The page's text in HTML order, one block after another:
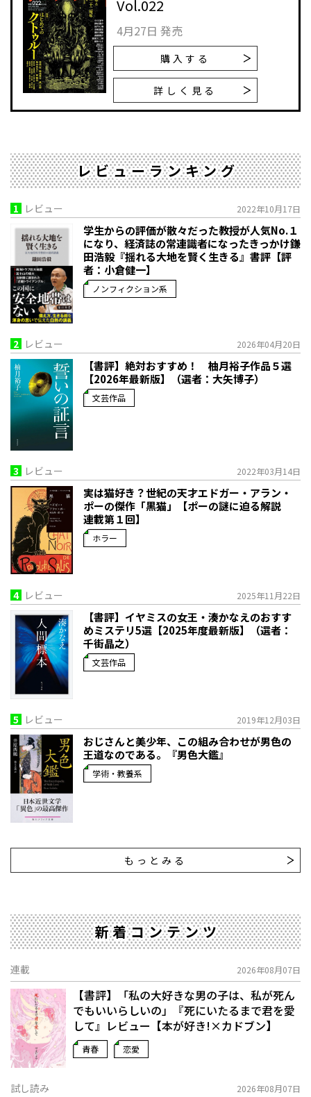
Vol.022
4月27日 発売
購入する
詳しく見る
レビューランキング
1 レビュー 2022年10月17日
学生からの評価が散々だった教授が人気No.１
になり、経済誌の常連識者になったきっかけ――鎌
田浩毅『揺れる大地を賢く生きる』書評【評
者：小倉健一】
ノンフィクション系
2 レビュー 2026年04月20日
【書評】絶対おすすめ！ 柚月裕子作品５選
【2026年最新版】（選者：大矢博子）
文芸作品
3 レビュー 2022年03月14日
実は猫好き？世紀の天才エドガー・アラン・
ポーの傑作「黒猫」【ポーの謎に迫る解説
連載第１回】
ホラー
4 レビュー 2025年11月22日
【書評】イヤミスの女王・湊かなえのおすす
めミステリ5選【2025年度最新版】（選者：
千街晶之）
文芸作品
5 レビュー 2019年12月03日
おじさんと美少年、この組み合わせが男色の
王道なのである。『男色大鑑』
学術・教養系
もっとみる
新着コンテンツ
連載 2026年08月07日
【書評】「私の大好きな男の子は、私が死ん
でもいいらしいの」――『死にいたるまで君を愛
して』レビュー【本が好き!×カドブン】
青春 恋愛
試し読み 2026年08月07日